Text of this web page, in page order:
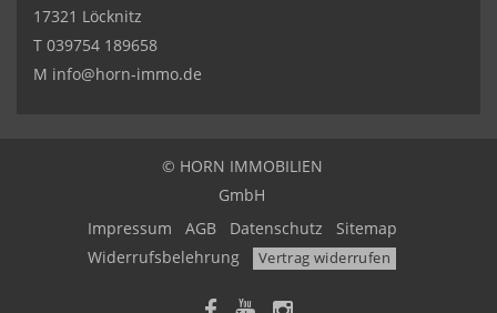
17321 Löcknitz
T 039754 189658
M info@horn-immo.de
© HORN IMMOBILIEN
GmbH
Impressum
AGB Datenschutz
Sitemap
Widerrufsbelehrung
Vertrag widerrufen